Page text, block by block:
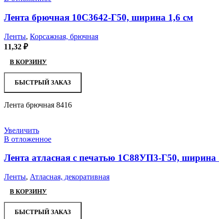
Лента брючная 10С3642-Г50, ширина 1,6 см
Ленты, Корсажная, брючная
11,32 ₽
В КОРЗИНУ
БЫСТРЫЙ ЗАКАЗ
Лента брючная 8416
Увеличить
В отложенное
Лента атласная с печатью 1С88УП3-Г50, ширина
Ленты, Атласная, декоративная
В КОРЗИНУ
БЫСТРЫЙ ЗАКАЗ